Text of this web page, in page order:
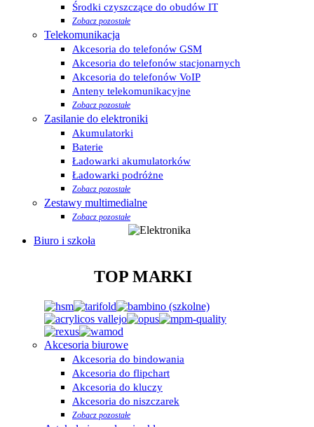
Środki czyszczące do obudów IT
Zobacz pozostałe
Telekomunikacja
Akcesoria do telefonów GSM
Akcesoria do telefonów stacjonarnych
Akcesoria do telefonów VoIP
Anteny telekomunikacyjne
Zobacz pozostałe
Zasilanie do elektroniki
Akumulatorki
Baterie
Ładowarki akumulatorków
Ładowarki podróżne
Zobacz pozostałe
Zestawy multimedialne
Zobacz pozostałe
Biuro i szkoła
TOP MARKI
Akcesoria biurowe
Akcesoria do bindowania
Akcesoria do flipchart
Akcesoria do kluczy
Akcesoria do niszczarek
Zobacz pozostałe